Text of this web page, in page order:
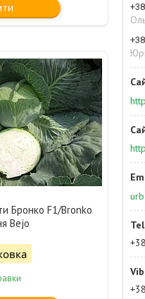
Бронко F1/Bronko
Bejo